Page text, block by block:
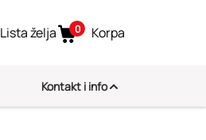
Lista želja 0 Korpa
Kontakt i info